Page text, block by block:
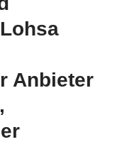
Anbieter